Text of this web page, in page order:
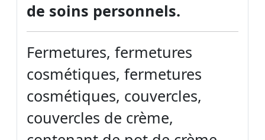
de soins personnels.
Fermetures, fermetures
cosmétiques, fermetures
cosmétiques, couvercles,
couvercles de crème,